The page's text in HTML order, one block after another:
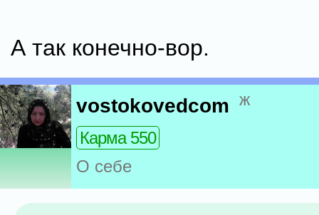
А так конечно-вор.
vostokovedcom ж
Карма 550
О себе